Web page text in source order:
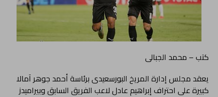
كتب – محمد الجبالى
يعقد مجلس إدارة المريخ البورسعيدى برئاسة أحمد جوهر آمالا
كبيرة على احتراف إبراهيم عادل لاعب الفريق السابق وبيراميدز